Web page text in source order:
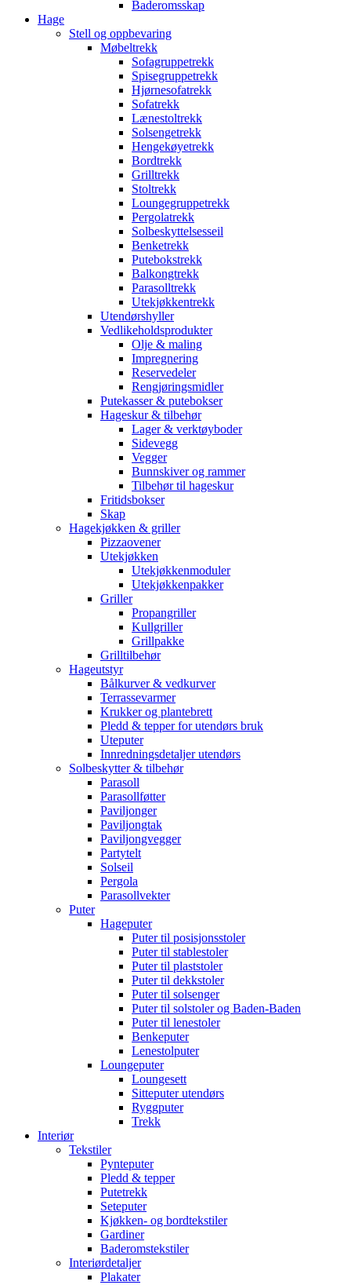
Baderomsskap
Hage
Stell og oppbevaring
Møbeltrekk
Sofagruppetrekk
Spisegruppetrekk
Hjørnesofatrekk
Sofatrekk
Lænestoltrekk
Solsengetrekk
Hengekøyetrekk
Bordtrekk
Grilltrekk
Stoltrekk
Loungegruppetrekk
Pergolatrekk
Solbeskyttelsesseil
Benketrekk
Putebokstrekk
Balkongtrekk
Parasolltrekk
Utekjøkkentrekk
Utendørshyller
Vedlikeholdsprodukter
Olje & maling
Impregnering
Reservedeler
Rengjøringsmidler
Putekasser & putebokser
Hageskur & tilbehør
Lager & verktøyboder
Sidevegg
Vegger
Bunnskiver og rammer
Tilbehør til hageskur
Fritidsbokser
Skap
Hagekjøkken & griller
Pizzaovener
Utekjøkken
Utekjøkkenmoduler
Utekjøkkenpakker
Griller
Propangriller
Kullgriller
Grillpakke
Grilltilbehør
Hageutstyr
Bålkurver & vedkurver
Terrassevarmer
Krukker og plantebrett
Pledd & tepper for utendørs bruk
Uteputer
Innredningsdetaljer utendørs
Solbeskytter & tilbehør
Parasoll
Parasollføtter
Paviljonger
Paviljongtak
Paviljongvegger
Partytelt
Solseil
Pergola
Parasollvekter
Puter
Hageputer
Puter til posisjonsstoler
Puter til stablestoler
Puter til plaststoler
Puter til dekkstoler
Puter til solsenger
Puter til solstoler og Baden-Baden
Puter til lenestoler
Benkeputer
Lenestolputer
Loungeputer
Loungesett
Sitteputer utendørs
Ryggputer
Trekk
Interiør
Tekstiler
Pynteputer
Pledd & tepper
Putetrekk
Seteputer
Kjøkken- og bordtekstiler
Gardiner
Baderomstekstiler
Interiørdetaljer
Plakater